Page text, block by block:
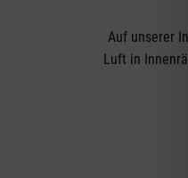
Auf unserer
Luft in